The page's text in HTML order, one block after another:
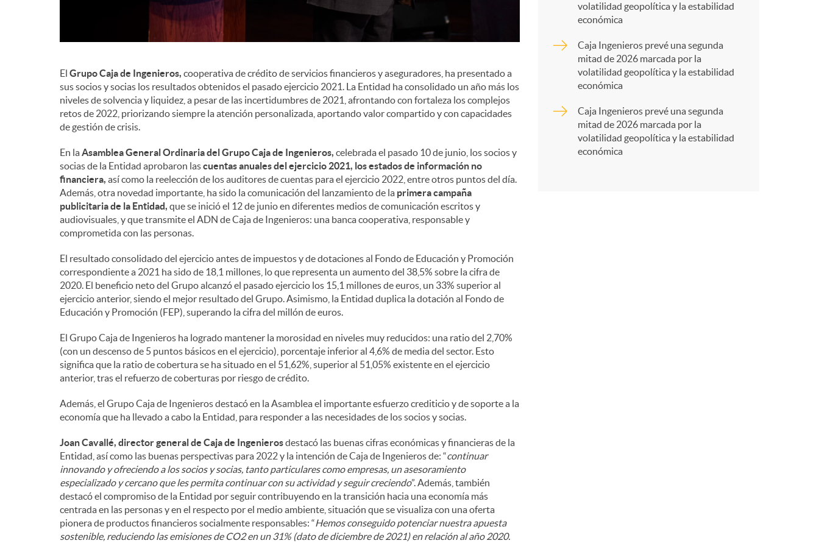
El Grupo Caja de Ingenieros, cooperativa de crédito de servicios financieros y aseguradores, ha presentado a
sus socios y socias los resultados obtenidos el pasado ejercicio 2021. La Entidad ha consolidado un año más los
niveles de solvencia y liquidez, a pesar de las incertidumbres de 2021, afrontando con fortaleza los complejos
retos de 2022, priorizando siempre la atención personalizada, aportando valor compartido y con capacidades
de gestión de crisis.
En laAsamblea General Ordinaria del Grupo Caja de Ingenieros, celebrada el pasado 10 de junio, los socios y
socias de la Entidad aprobaron lascuentas anuales del ejercicio 2021, los estados de información no
financiera, así como la reelección de los auditores de cuentas para el ejercicio 2022, entre otros puntos del día.
Además, otra novedad importante, ha sido la comunicación del lanzamiento de la primera campaña
publicitaria de la Entidad, que se inició el 12 de junio en diferentes medios de comunicación escritos y
audiovisuales, y que transmite el ADN de Caja de Ingenieros: una banca cooperativa, responsable y
comprometida con las personas.
El resultado consolidado del ejercicio antes de impuestos y de dotaciones al Fondo de Educación y Promoción
correspondiente a 2021 ha sido de 18,1 millones, lo que representa un aumento del 38,5% sobre la cifra de
2020. El beneficio neto del Grupo alcanzó el pasado ejercicio los 15,1 millones de euros, un 33% superior al
ejercicio anterior, siendo el mejor resultado del Grupo. Asimismo, la Entidad duplica la dotación al Fondo de
Educación y Promoción (FEP), superando la cifra del millón de euros.
El Grupo Caja de Ingenieros ha logrado mantener la morosidad en niveles muy reducidos: una ratio del 2,70%
(con un descenso de 5 puntos básicos en el ejercicio), porcentaje inferior al 4,6% de media del sector. Esto
significa que la ratio de cobertura se ha situado en el 51,62%, superior al 51,05% existente en el ejercicio
anterior, tras el refuerzo de coberturas por riesgo de crédito.
Además, el Grupo Caja de Ingenieros destacó en la Asamblea el importante esfuerzo crediticio y de soporte a la
economía que ha llevado a cabo la Entidad, para responder a las necesidades de los socios y socias.
Joan Cavallé, director general de Caja de Ingenierosdestacó las buenas cifras económicas y financieras de la
Entidad, así como las buenas perspectivas para 2022 y la intención de Caja de Ingenieros de: “continuar
innovando y ofreciendo a los socios y socias, tanto particulares como empresas, un asesoramiento
especializado y cercano que les permita continuar con su actividad y seguir creciendo”. Además, también
destacó el compromiso de la Entidad por seguir contribuyendo en la transición hacia una economía más
centrada en las personas y en el respecto por el medio ambiente, situación que se visualiza con una oferta
pionera de productos financieros socialmente responsables: “Hemos conseguido potenciar nuestra apuesta
sostenible, reduciendo las emisiones de CO2 en un 31% (dato de diciembre de 2021) en relación al año 2020.
volatilidad geopolítica y la estabilidad
económica
Caja Ingenieros prevé una segunda
mitad de 2026 marcada por la
volatilidad geopolítica y la estabilidad
económica
Caja Ingenieros prevé una segunda
mitad de 2026 marcada por la
volatilidad geopolítica y la estabilidad
económica